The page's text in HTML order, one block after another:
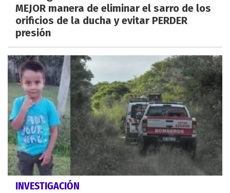
MEJOR manera de eliminar el sarro de los
orificios de la ducha y evitar PERDER
presión
INVESTIGACIÓN